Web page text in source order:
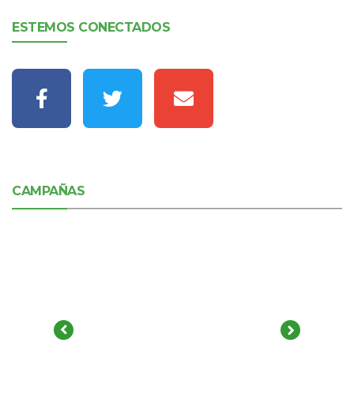
ESTEMOS CONECTADOS
CAMPAÑAS